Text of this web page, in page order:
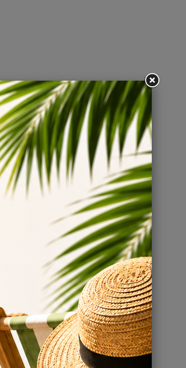
? Ne cherchez plus ! Découvrez le
des saveurs délicieuses aux
elle s'est forgée une solide
custard qui a su conquérir les
dans un monde de saveurs riches et
Une combinaison unique qui ravira les